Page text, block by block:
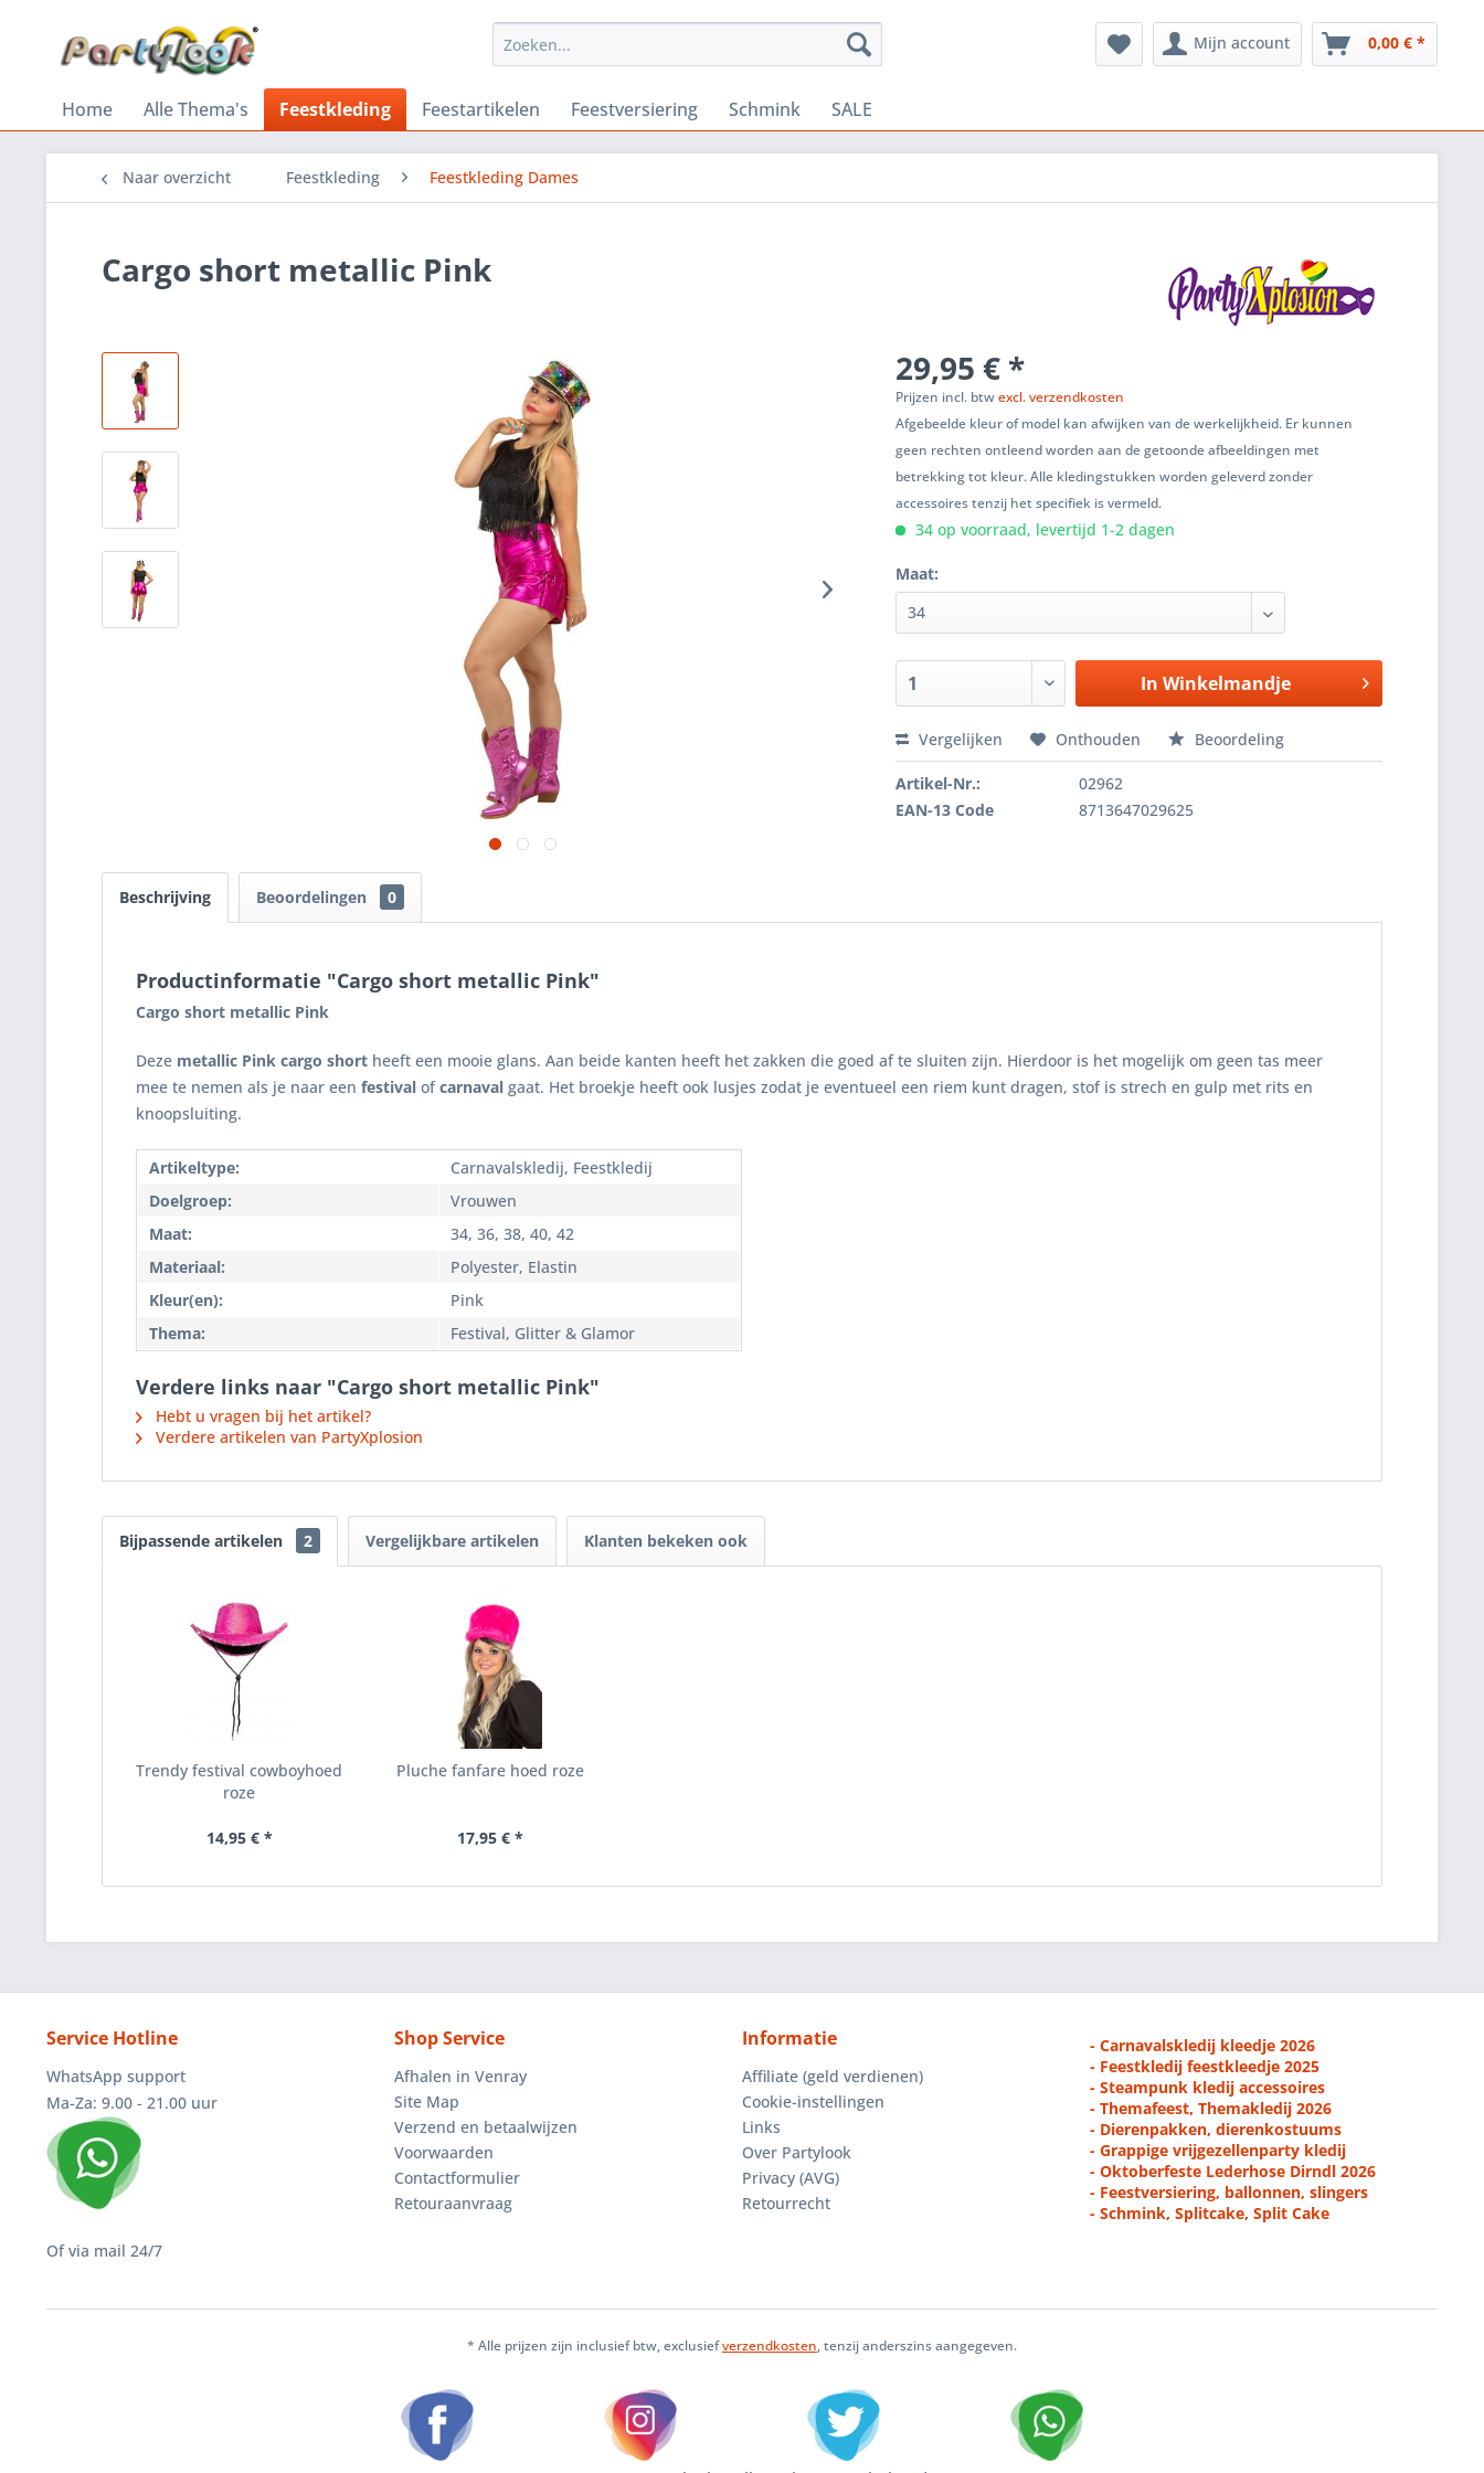
Mijn account 0,00 € *
Home Alle Thema's Feestkleding Feestartikelen Feestversiering Schmink SALE
Naar overzicht Feestkleding Feestkleding Dames
Cargo short metallic Pink
29,95 € *
Prijzen incl. btwexcl. verzendkosten
Afgebeelde kleur of model kan afwijken van de werkelijkheid. Er kunnen
geen rechten ontleend worden aan de getoonde afbeeldingen met
betrekking tot kleur. Alle kledingstukken worden geleverd zonder
accessoires tenzij het specifiek is vermeld.
34 op voorraad, levertijd 1-2 dagen
Maat:
In Winkelmandje
Vergelijken Onthouden Beoordeling
Artikel-Nr.:
02962
EAN-13 Code
8713647029625
Beschrijving Beoordelingen 0
Productinformatie "Cargo short metallic Pink"
Cargo short metallic Pink
Deze metallic Pink cargo short heeft een mooie glans. Aan beide kanten heeft het zakken die goed af te sluiten zijn. Hierdoor is het mogelijk om geen tas meer
mee te nemen als je naar een festival ofcarnaval gaat. Het broekje heeft ook lusjes zodat je eventueel een riem kunt dragen, stof is strech en gulp met rits en
knoopsluiting.
Artikeltype:
Carnavalskledij, Feestkledij
Doelgroep:
Vrouwen
Maat:
34, 36, 38, 40, 42
Materiaal:
Polyester, Elastin
Kleur(en):
Pink
Thema:
Festival, Glitter & Glamor
Verdere links naar "Cargo short metallic Pink"
Hebt u vragen bij het artikel?
Verdere artikelen van PartyXplosion
Bijpassende artikelen 2 Vergelijkbare artikelen Klanten bekeken ook
Trendy festival cowboyhoed
roze
14,95 € *
Pluche fanfare hoed roze
17,95 € *
Service Hotline
WhatsApp support
Ma-Za: 9.00 - 21.00 uur
Of via mail 24/7
Shop Service
Afhalen in Venray
Site Map
Verzend en betaalwijzen
Voorwaarden
Contactformulier
Retouraanvraag
Informatie
Affiliate (geld verdienen)
Cookie-instellingen
Links
Over Partylook
Privacy (AVG)
Retourrecht
- Carnavalskledij kleedje 2026
- Feestkledij feestkleedje 2025
- Steampunk kledij accessoires
- Themafeest, Themakledij 2026
- Dierenpakken, dierenkostuums
- Grappige vrijgezellenparty kledij
- Oktoberfeste Lederhose Dirndl 2026
- Feestversiering, ballonnen, slingers
- Schmink, Splitcake, Split Cake
* Alle prijzen zijn inclusief btw, exclusiefverzendkosten, tenzij anderszins aangegeven.